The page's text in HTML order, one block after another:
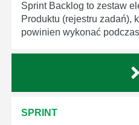
Sprint Backlog to zestaw
Produktu (rejestru zadań),
powinien wykonać
SPRINT